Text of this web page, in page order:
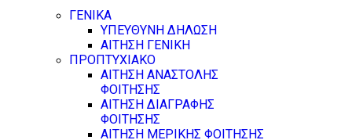
ΓΕΝΙΚΑ
ΥΠΕΥΘΥΝΗ ΔΗΛΩΣΗ
ΑΙΤΗΣΗ ΓΕΝΙΚΗ
ΠΡΟΠΤΥΧΙΑΚΟ
ΑΙΤΗΣΗ ΑΝΑΣΤΟΛΗΣ
ΦΟΙΤΗΣΗΣ
ΑΙΤΗΣΗ ΔΙΑΓΡΑΦΗΣ
ΦΟΙΤΗΣΗΣ
ΑΙΤΗΣΗ ΜΕΡΙΚΗΣ ΦΟΙΤΗΣΗΣ